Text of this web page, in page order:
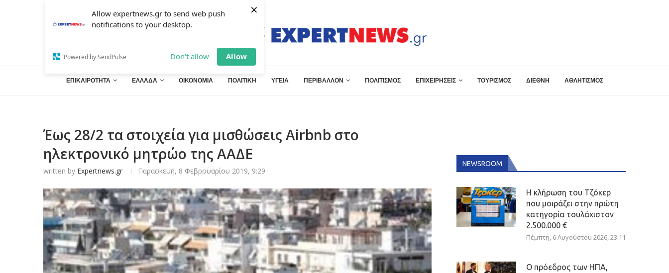
Allow expertnews.gr to send web push
notifications to your desktop.
Powered by SendPulse Don't allow Allow
×
ΕΠΙΚΑΙΡΟΤΗΤΑ ΕΛΛΑΔΑ ΟΙΚΟΝΟΜΙΑ ΠΟΛΙΤΙΚΗ ΥΓΕΙΑ ΠΕΡΙΒΑΛΛΟΝ ΠΟΛΙΤΙΣΜΟΣ ΕΠΙΧΕΙΡΗΣΕΙΣ ΤΟΥΡΙΣΜΟΣ ΔΙΕΘΝΗ ΑΘΛΗΤΙΣΜΟΣ
Έως 28/2 τα στοιχεία για μισθώσεις Airbnb στο
ηλεκτρονικό μητρώο της ΑΑΔΕ
written by Expertnews.gr Παρασκευή, 8 Φεβρουαρίου 2019, 9:29
NEWSROOM
Η κλήρωση του Τζόκερ
που μοιράζει στην πρώτη
κατηγορία τουλάχιστον
2.500.000 €
Πέμπτη, 6 Αυγούστου 2026, 23:11
Ο πρόεδρος των ΗΠΑ,